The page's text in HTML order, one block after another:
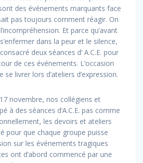
des événements marquants face
pas toujours comment réagir. On
Et parce qu’avant
dans la peur et le silence,
deux séances d’ A.C.E. pour
de ces événements. L’occasion
livrer lors d’ateliers d’expression.
novembre, nos collégiens et
à des séances d’A.C.E. pas comme
les devoirs et ateliers
pour que chaque groupe puisse
sur les événements tragiques
ont d’abord commencé par une